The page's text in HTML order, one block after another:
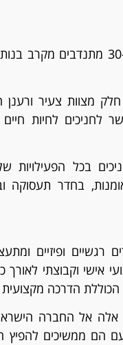
אחת לשנה מצטרפים לשורות בית נועם כ-
מצוות צעיר ורענן
לחיות חיים
בכל
בחדר תעסוקה
ופיזיים
אישי וקבוצתי
הדרכה מקצועית
אל החברה
הם ממשיכים